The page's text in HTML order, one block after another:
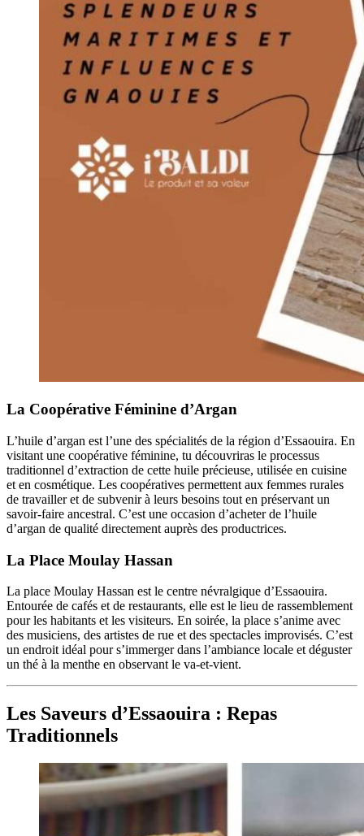
La Coopérative Féminine d’Argan
L’huile d’argan est l’une des spécialités de la région d’Essaouira. En
visitant une coopérative féminine, tu découvriras le processus
traditionnel d’extraction de cette huile précieuse, utilisée en cuisine
et en cosmétique. Les coopératives permettent aux femmes rurales
de travailler et de subvenir à leurs besoins tout en préservant un
savoir-faire ancestral. C’est une occasion d’acheter de l’huile
d’argan de qualité directement auprès des productrices.
La Place Moulay Hassan
La place Moulay Hassan est le centre névralgique d’Essaouira.
Entourée de cafés et de restaurants, elle est le lieu de rassemblement
pour les habitants et les visiteurs. En soirée, la place s’anime avec
des musiciens, des artistes de rue et des spectacles improvisés. C’est
un endroit idéal pour s’immerger dans l’ambiance locale et déguster
un thé à la menthe en observant le va-et-vient.
Les Saveurs d’Essaouira : Repas
Traditionnels